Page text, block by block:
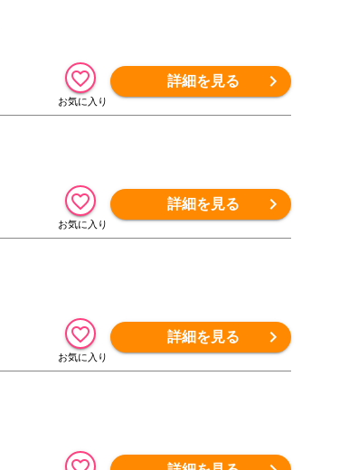
詳細を見る
詳細を見る
詳細を見る